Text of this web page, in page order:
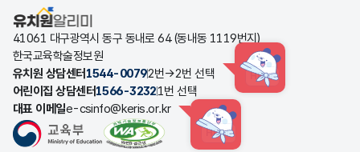
유치원알리미
41061 대구광역시 동구 동내로 64 (동내동 1119번지)
한국교육학술정보원
유치원 상담센터 1544-00792번→2번 선택 HINT
어린이집 상담센터1566-32321번 선택
대표 이메일e-csinfo@keris.or.kr
HINT